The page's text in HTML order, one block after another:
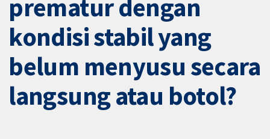
prematur dengan
kondisi stabil yang
belum menyusu secara
langsung atau botol?